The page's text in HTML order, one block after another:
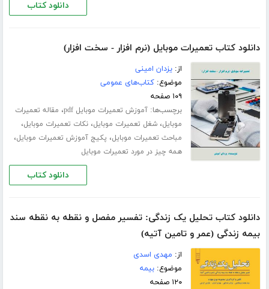
دانلود کتاب
دانلود کتاب تعمیرات موبایل (نرم افزار - سخت افزار)
از:یزدان امینی
موضوع:کتاب‌های عمومی
۱۰۹ صفحه
برچسب‌ها:آموزش تعمیرات موبایل pdf ، مقاله تعمیرات
موبایل،شغل تعمیرات موبایل،نکات تعمیرات موبایل،
مباحث تعمیرات موبایل، پکیج آموزش تعمیرات موبایل،
همه چیز در مورد تعمیرات موبایل
دانلود کتاب
دانلود کتاب تحلیل یک زندگی: تفسیر مفصل و نقطه به نقطه سند
بیمه زندگی (عمر و تامین آتیه)
از: مهدی اسدی
موضوع:بیمه
۱۲۰ صفحه